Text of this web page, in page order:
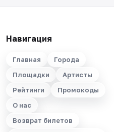
Навигация
Главная
Города
Площадки
Артисты
Рейтинги
Промокоды
О нас
Возврат билетов